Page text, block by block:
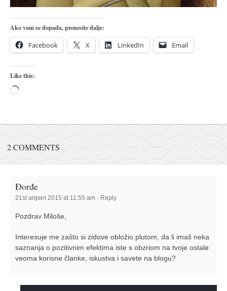
istorija karatea
bubishi
karate
temashiwari
kobudo
nunchaku
tsunami dojo
program
Ako vam se dopada, prenesite dalje:
Facebook X LinkedIn Email
Like this:
Loading…
2 COMMENTS
Đorđe
21st април 2015 at 11:55 am · Reply
Pozdrav Miloše,
Interesuje me zašto si zidove obložio plutom, da li imaš neka
saznanja o pozitivnim efektima iste s obzriom na tvoje ostale
veoma korisne članke, iskustva i savete na blogu?